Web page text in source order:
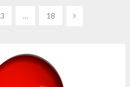
3 … 18